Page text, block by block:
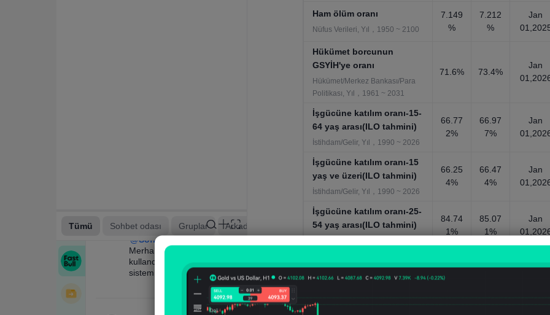
Ham ölüm oranı
Nüfus Verileri, Yıl，1950 ~ 2100
7.149
%
7.212
%
Jan
Hükümet borcunun
GSYİH'ye oranı
Hükümet/Merkez Bankası/Para
Politikası, Yıl，1961 ~ 2031
71.6% 73.4%
Jan
İşgücüne katılım oranı-15-
64 yaş arası(ILO tahmini)
İstihdam/Gelir, Yıl，1990 ~ 2026
66.77
2%
66.97
7%
Jan
İşgücüne katılım oranı-15
yaş ve üzeri(ILO tahmini)
İstihdam/Gelir, Yıl，1990 ~ 2026
66.25
4%
66.47
4%
Jan
İşgücüne katılım oranı-25-
54 yaş arası(ILO tahmini)
84.74
1%
85.07
1%
Jan
Nüfus Verileri, Yıl，1950 ~ 2100
Kişi başına nominal